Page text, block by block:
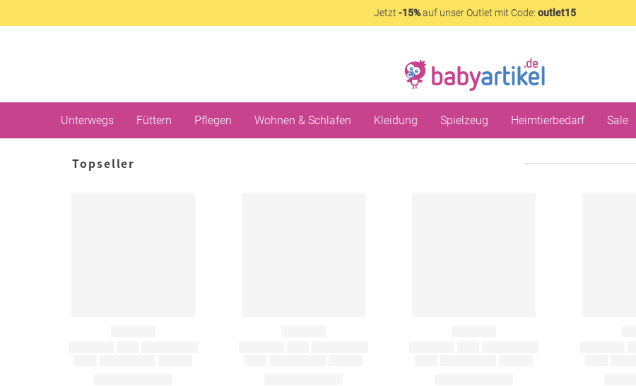
Jetzt -15%auf unser Outlet mit Code: outlet15
Unterwegs Füttern Pflegen Wohnen & Schlafen Kleidung Spielzeug Heimtierbedarf Sale
Topseller